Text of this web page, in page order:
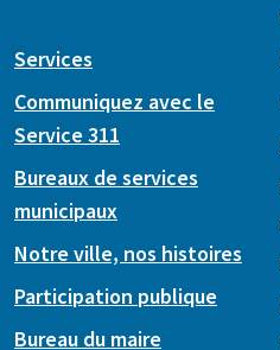
Services
Communiquez avec le
Service 311
Bureaux de services
municipaux
Notre ville, nos histoires
Participation publique
Bureau du maire